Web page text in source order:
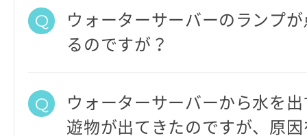
ウォーターサーバーのランプ
るのですが？
ウォーターサーバーから水を
遊物が出てきたのですが、原